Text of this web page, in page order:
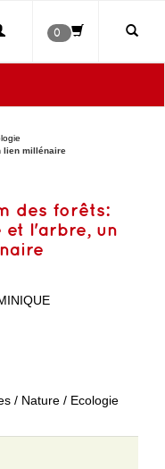
0
lien millénaire
des forêts:
et l'arbre, un
/ Nature / Ecologie